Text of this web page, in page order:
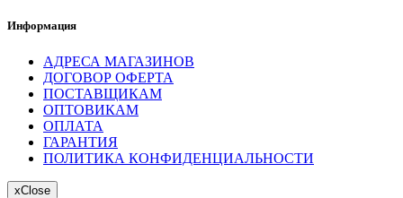
Информация
АДРЕСА МАГАЗИНОВ
ДОГОВОР ОФЕРТА
ПОСТАВЩИКАМ
ОПТОВИКАМ
ОПЛАТА
ГАРАНТИЯ
ПОЛИТИКА КОНФИДЕНЦИАЛЬНОСТИ
xClose